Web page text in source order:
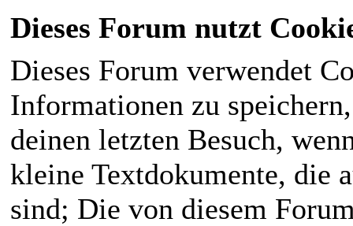
Dieses Forum nutzt
Dieses Forum verwendet
Informationen zu
deinen letzten Besuch,
kleine Textdokumente, die
sind; Die von diesem